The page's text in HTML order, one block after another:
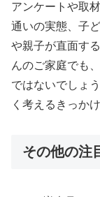
アンケートや取
通いの実態、子
や親子が直面す
んのご家庭でも
ではないでしょ
く考えるきっか
その他の注